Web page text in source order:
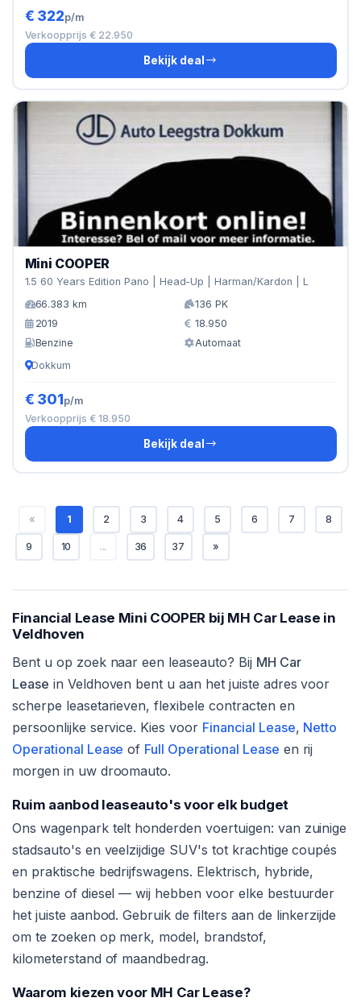
€ 322p/m
Verkoopprijs € 22.950
Bekijk deal
Mini COOPER
1.5 60 Years Edition Pano | Head-Up | Harman/Kardon | L
66.383 km
136 PK
2019
18.950
Benzine
Automaat
Dokkum
€ 301p/m
Verkoopprijs € 18.950
Bekijk deal
« 1 2 3 4 5 6 7 8
9 10 ... 36 37 »
Financial Lease Mini COOPER bij MH Car Lease in
Veldhoven
Bent u op zoek naar een leaseauto? Bij MH Car
Lease in Veldhoven bent u aan het juiste adres voor
scherpe leasetarieven, flexibele contracten en
persoonlijke service. Kies voor Financial Lease, Netto
Operational Lease of Full Operational Lease en rij
morgen in uw droomauto.
Ruim aanbod leaseauto's voor elk budget
Ons wagenpark telt honderden voertuigen: van zuinige
stadsauto's en veelzijdige SUV's tot krachtige coupés
en praktische bedrijfswagens. Elektrisch, hybride,
benzine of diesel — wij hebben voor elke bestuurder
het juiste aanbod. Gebruik de filters aan de linkerzijde
om te zoeken op merk, model, brandstof,
kilometerstand of maandbedrag.
Waarom kiezen voor MH Car Lease?